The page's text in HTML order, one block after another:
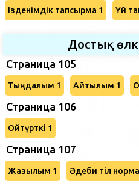
Ізденімдік тапсырма 1 Үй
Достық
Страница 105
Тыңдалым 1 Айтылым 1
Страница 106
Ойтүрткі 1
Страница 107
Жазылым 1 Әдеби тіл